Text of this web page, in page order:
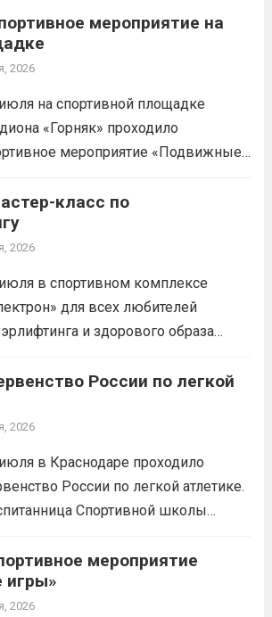
участие в забеге и заняли
призовые места:1 место —
Максим, Щербунова Милана,
место — Табакова
мероприятие на
2026
на спортивной площадке
«Горняк» проходило
мероприятие «Подвижные
Читать дальше
класс по
2026
в спортивном комплексе
для всех любителей
и здорового образа
Андрюковой — мастером
первенства
как спорт для
требующий исключительно
мощи. Однако...
России по легкой
2026
в Краснодаре проходило
России по легкой атлетике.
Спортивной школы
1 место на дистанции 3000 м. с
10.01,78. Подготовил
тренер-преподаватель
мероприятие
2026